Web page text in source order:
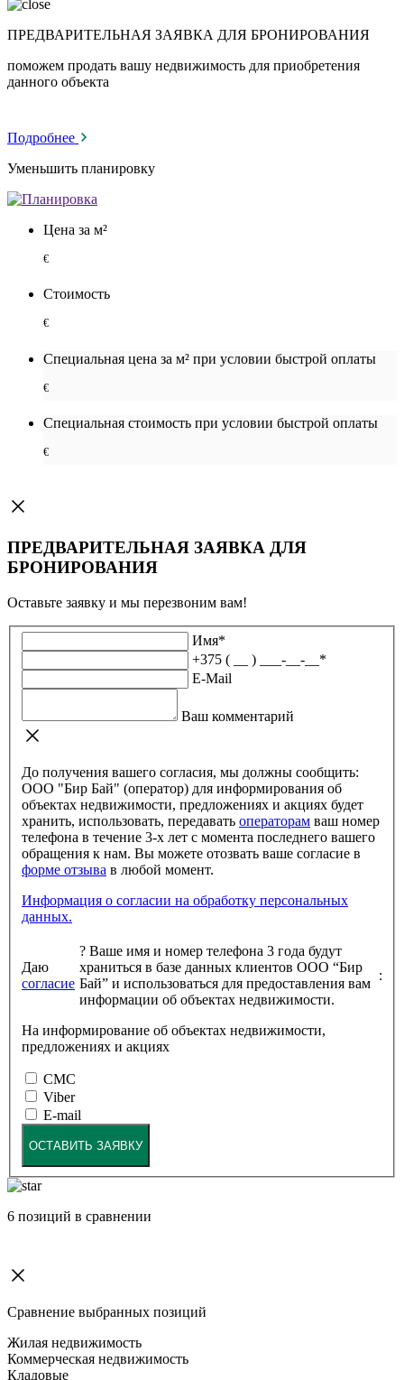
ПРЕДВАРИТЕЛЬНАЯ ЗАЯВКА ДЛЯ БРОНИРОВАНИЯ
поможем продать вашу недвижимость для приобретения
данного объекта
Подробнее
Уменьшить планировку
Цена за м²
€
Стоимость
€
Специальная цена за м² при условии быстрой оплаты
€
Специальная cтоимость при условии быстрой оплаты
€
ПРЕДВАРИТЕЛЬНАЯ ЗАЯВКА ДЛЯ
БРОНИРОВАНИЯ
Оставьте заявку и мы перезвоним вам!
Имя*
+375 ( __ ) ___-__-__ *
E-Mail
Ваш комментарий
До получения вашего согласия, мы должны сообщить:
ООО "Бир Бай" (оператор) для информирования об
объектах недвижимости, предложениях и акциях будет
хранить, использовать, передавать операторам
телефона в течение 3-х лет с момента последнего вашего
обращения к нам. Вы можете отозвать ваше согласие в
форме отзыва
в любой момент.
Информация о согласии на обработку персональных
данных.
Даю
согласие
? Ваше имя и номер телефона 3 года будут
храниться в базе данных клиентов ООО “Бир
Бай” и использоваться для предоставления вам
информации об объектах недвижимости.
:
На информирование об объектах недвижимости,
предложениях и акциях
СМС
Viber
E-mail
ОСТАВИТЬ ЗАЯВКУ
6 позиций в сравнении
Сравнение выбранных позиций
Жилая недвижимость
Коммерческая недвижимость
Кладовые